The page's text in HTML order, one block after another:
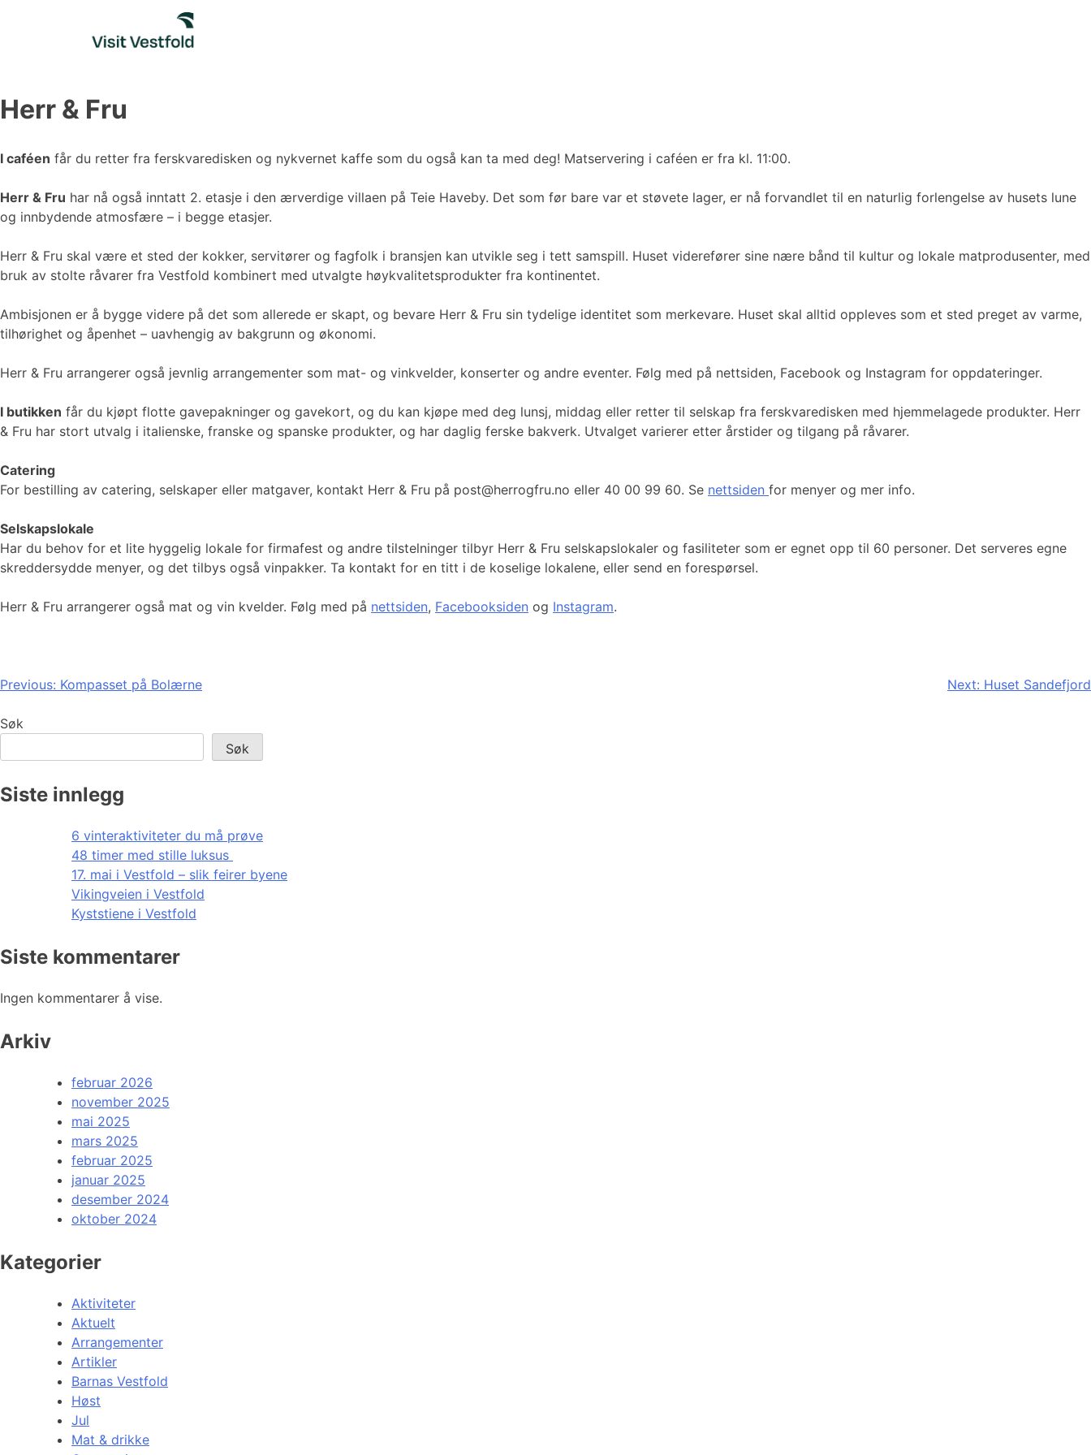
Herr & Fru
I caféen får du retter fra ferskvaredisken og nykvernet kaffe som du også kan ta med deg! Matservering i caféen er fra kl. 11:00.
Herr & Fru har nå også inntatt 2. etasje i den ærverdige villaen på Teie Haveby. Det som før bare var et støvete lager, er nå forvandlet til en naturlig forlengelse av husets lune
og innbydende atmosfære – i begge etasjer.
Herr & Fru skal være et sted der kokker, servitører og fagfolk i bransjen kan utvikle seg i tett samspill. Huset viderefører sine nære bånd til kultur og lokale matprodusenter, med
bruk av stolte råvarer fra Vestfold kombinert med utvalgte høykvalitetsprodukter fra kontinentet.
Ambisjonen er å bygge videre på det som allerede er skapt, og bevare Herr & Fru sin tydelige identitet som merkevare. Huset skal alltid oppleves som et sted preget av varme,
tilhørighet og åpenhet – uavhengig av bakgrunn og økonomi.
Herr & Fru arrangerer også jevnlig arrangementer som mat- og vinkvelder, konserter og andre eventer. Følg med på nettsiden, Facebook og Instagram for oppdateringer.
I butikken får du kjøpt flotte gavepakninger og gavekort, og du kan kjøpe med deg lunsj, middag eller retter til selskap fra ferskvaredisken med hjemmelagede produkter. Herr
& Fru har stort utvalg i italienske, franske og spanske produkter, og har daglig ferske bakverk. Utvalget varierer etter årstider og tilgang på råvarer.
Catering
For bestilling av catering, selskaper eller matgaver, kontakt Herr & Fru på post@herrogfru.no eller 40 00 99 60. Se nettsiden for menyer og mer info.
Selskapslokale
Har du behov for et lite hyggelig lokale for firmafest og andre tilstelninger tilbyr Herr & Fru selskapslokaler og fasiliteter som er egnet opp til 60 personer. Det serveres egne
skreddersydde menyer, og det tilbys også vinpakker. Ta kontakt for en titt i de koselige lokalene, eller send en forespørsel.
Herr & Fru arrangerer også mat og vin kvelder. Følg med på nettsiden, Facebooksiden og Instagram.
Innleggsnavigasjon
Previous: Kompasset på Bolærne Next: Huset Sandefjord
Søk
Søk
Siste innlegg
6 vinteraktiviteter du må prøve
48 timer med stille luksus
17. mai i Vestfold – slik feirer byene
Vikingveien i Vestfold
Kyststiene i Vestfold
Siste kommentarer
Ingen kommentarer å vise.
Arkiv
februar 2026
november 2025
mai 2025
mars 2025
februar 2025
januar 2025
desember 2024
oktober 2024
Kategorier
Aktiviteter
Aktuelt
Arrangementer
Artikler
Barnas Vestfold
Høst
Jul
Mat & drikke